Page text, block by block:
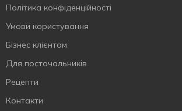
Політика конфіденційності
Умови користування
Бізнес клієнтам
Для постачальників
Рецепти
Контакти